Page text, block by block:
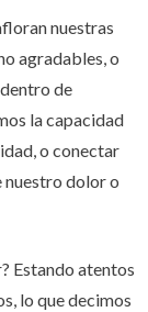
nuestras
agradables, o
de
la capacidad
o conectar
nuestro dolor o
Estando atentos
lo que decimos